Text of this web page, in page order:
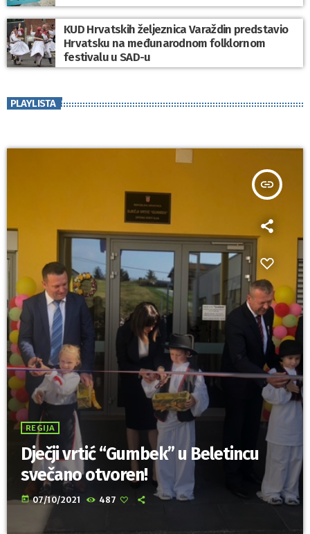
KUD Hrvatskih željeznica Varaždin predstavio
Hrvatsku na međunarodnom folklornom
festivalu u SAD-u
PLAYLISTA
insert_link
REGIJA
Dječji vrtić “Gumbek” u Beletincu
svečano otvoren!
today 07/10/2021 487